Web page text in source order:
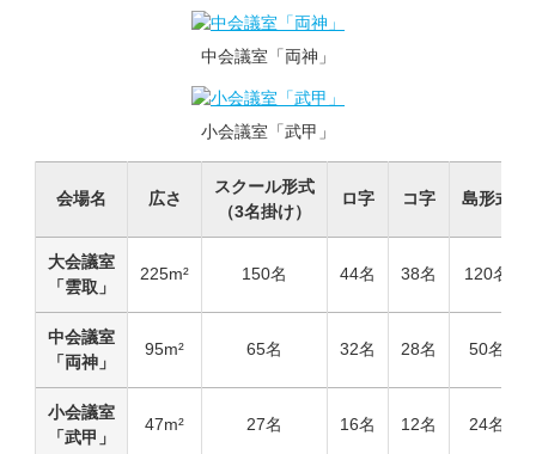
中会議室「両神」
小会議室「武甲」
会場名 広さ
スクール形式
（3名掛け）
ロ字 コ字 島形式
大会議室
「雲取」
225m² 150名 44名 38名 120名
中会議室
「両神」
95m² 65名 32名 28名 50名
小会議室
「武甲」
47m² 27名 16名 12名 24名